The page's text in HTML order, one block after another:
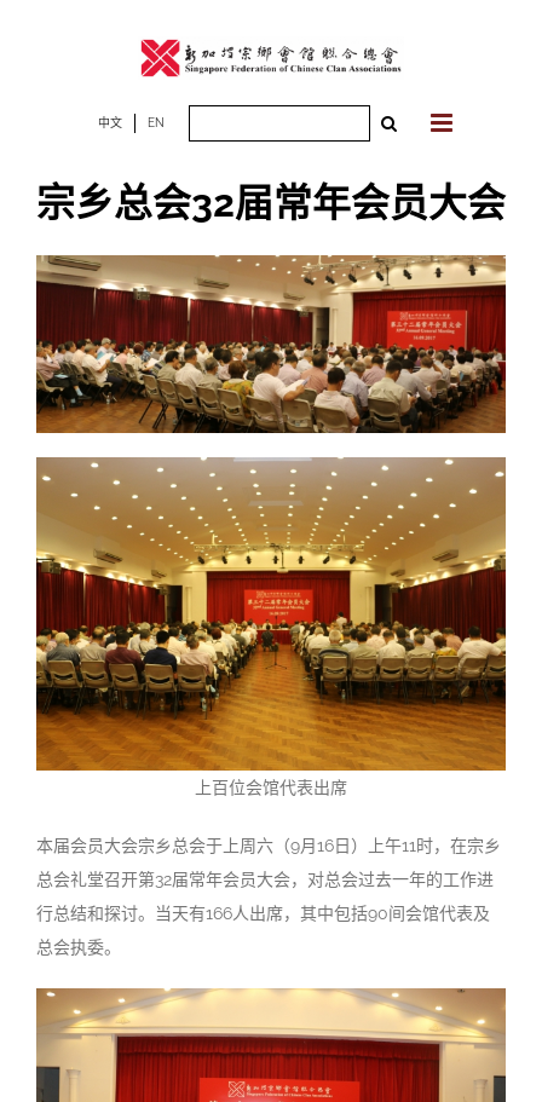
中文 EN
宗乡总会32届常年会员大会
上百位会馆代表出席
本届会员大会宗乡总会于上周六（9月16日）上午11时，在宗乡
总会礼堂召开第32届常年会员大会，对总会过去一年的工作进
行总结和探讨。当天有166人出席，其中包括90间会馆代表及
总会执委。